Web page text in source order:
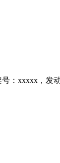
xxxxx，发